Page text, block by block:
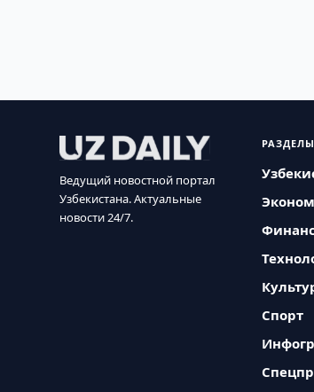
Ведущий новостной портал
Узбекистана. Актуальные
новости 24/7.
РАЗДЕЛЫ
Спорт